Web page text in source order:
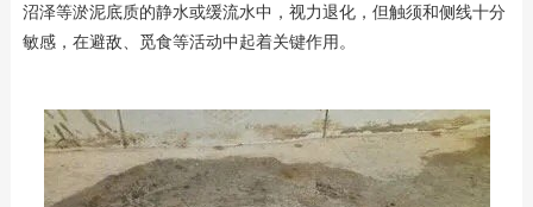
沼泽等淤泥底质的静水或缓流水中，视力退化，但触须和侧线十分
敏感，在避敌、觅食等活动中起着关键作用。